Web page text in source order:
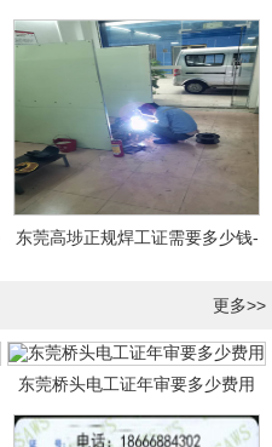
工证大概多少钱?
东莞高埗正规焊工证需要多少钱-
更多>>
东莞桥头电工证年审要多少费用